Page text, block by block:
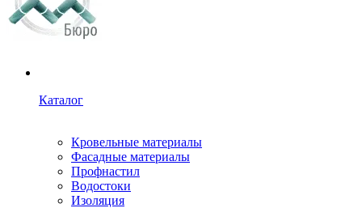
Каталог
Кровельные материалы
Фасадные материалы
Профнастил
Водостоки
Изоляция